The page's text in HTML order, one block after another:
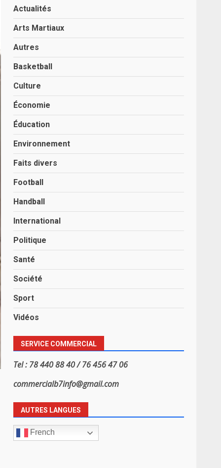
Actualités
Arts Martiaux
Autres
Basketball
Culture
Économie
Éducation
Environnement
Faits divers
Football
Handball
International
Politique
Santé
Société
Sport
Vidéos
SERVICE COMMERCIAL
Tel : 78 440 88 40 / 76 456 47 06
commercialb7info@gmail.com
AUTRES LANGUES
French